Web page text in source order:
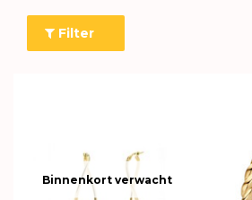
Filter
Binnenkort verwacht